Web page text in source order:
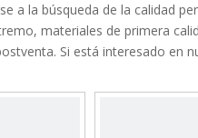
a la búsqueda de la calidad
materiales de primera
Si está interesado en